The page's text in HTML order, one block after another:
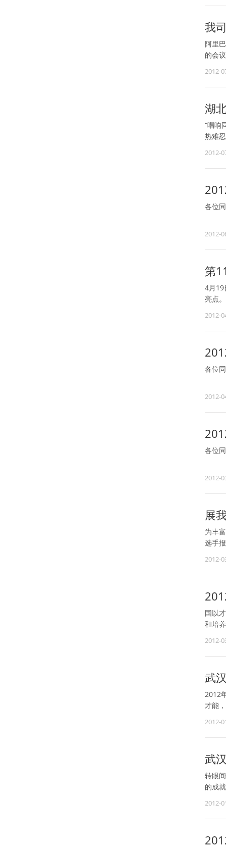
我
阿里
的会
2012-
湖
“唱响
热难
2012-
各位
假日
2012-
第
4月19
亮点
2012-
各位
2日（
2012-
各位
2012-
展
为丰
选手
2012-
国以
和培
2012-
武
2012
才能
2012-
武
转眼
的成
2012-